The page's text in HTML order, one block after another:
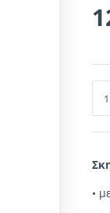
• με